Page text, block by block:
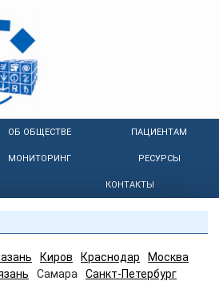
ОБ ОБЩЕСТВЕ ПАЦИЕНТАМ
МОНИТОРИНГ РЕСУРСЫ
КОНТАКТЫ
Киров Краснодар
Москва
Самара
Санкт-Петербург